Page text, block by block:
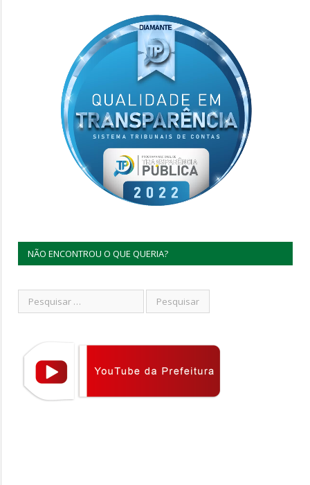
NÃO ENCONTROU O QUE QUERIA?